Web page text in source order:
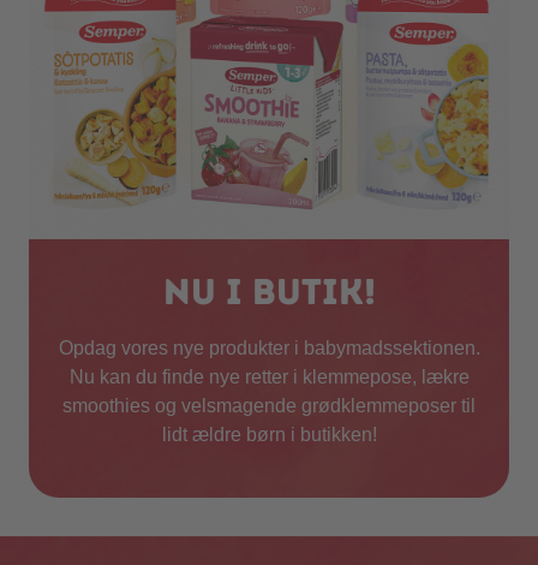
Nu i butik!
Opdag vores nye produkter i babymadssektionen.
Nu kan du finde nye retter i klemmepose, lækre
smoothies og velsmagende grødklemmeposer til
lidt ældre børn i butikken!